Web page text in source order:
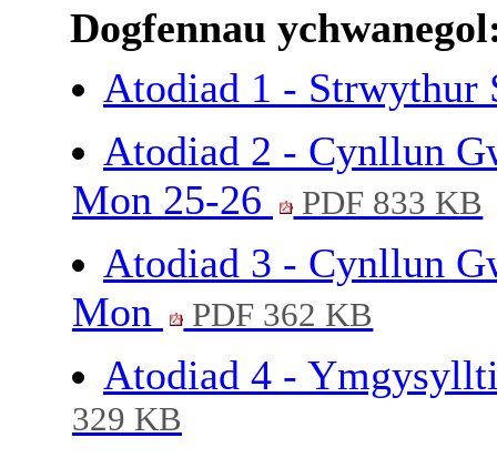
Dogfennau
Atodiad 1 -
Atodiad 2 - Cynllun
Mon 25-26
PDF 833 KB
Atodiad 3 - Cynllun
Mon
PDF 362 KB
Atodiad 4 -
329 KB